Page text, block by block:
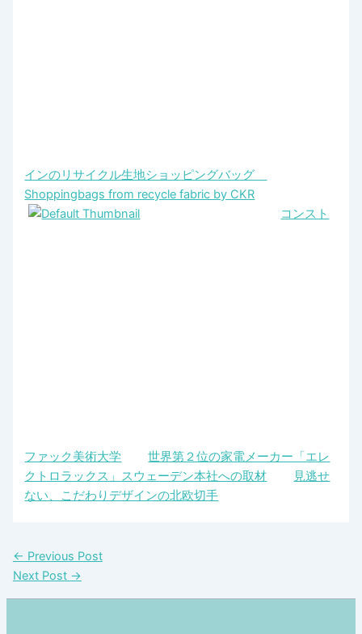
インのリサイクル生地ショッピングバッグ
Shoppingbags from recycle fabric by CKR
コンスト
ファック美術大学
世界第２位の家電メーカー「エレ
クトロラックス」スウェーデン本社への取材
見逃せ
ない、こだわりデザインの北欧切手
← Previous Post
Next Post →